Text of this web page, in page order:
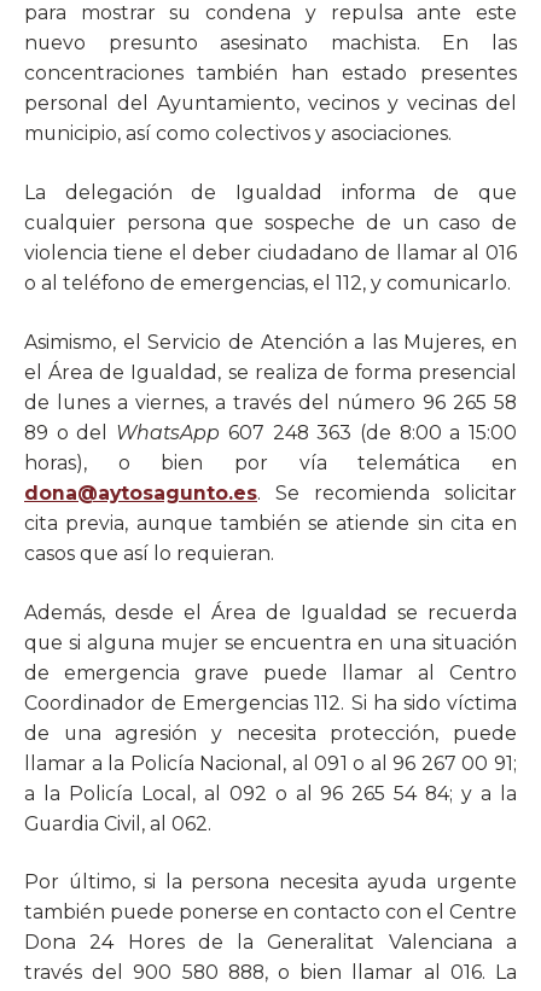
para mostrar su condena y repulsa ante este
nuevo presunto asesinato machista. En las
concentraciones también han estado presentes
personal del Ayuntamiento, vecinos y vecinas del
municipio, así como colectivos y asociaciones.
La delegación de Igualdad informa de que
cualquier persona que sospeche de un caso de
violencia tiene el deber ciudadano de llamar al 016
o al teléfono de emergencias, el 112, y comunicarlo.
Asimismo, el Servicio de Atención a las Mujeres, en
el Área de Igualdad, se realiza de forma presencial
de lunes a viernes, a través del número 96 265 58
89 o del WhatsApp 607 248 363 (de 8:00 a 15:00
horas), o bien por vía telemática en
dona@aytosagunto.es. Se recomienda solicitar
cita previa, aunque también se atiende sin cita en
casos que así lo requieran.
Además, desde el Área de Igualdad se recuerda
que si alguna mujer se encuentra en una situación
de emergencia grave puede llamar al Centro
Coordinador de Emergencias 112. Si ha sido víctima
de una agresión y necesita protección, puede
llamar a la Policía Nacional, al 091 o al 96 267 00 91;
a la Policía Local, al 092 o al 96 265 54 84; y a la
Guardia Civil, al 062.
Por último, si la persona necesita ayuda urgente
también puede ponerse en contacto con el Centre
Dona 24 Hores de la Generalitat Valenciana a
través del 900 580 888, o bien llamar al 016. La